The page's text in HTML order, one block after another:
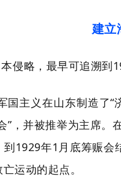
建立
侵略，最早可追溯到
国主义在山东制造了
”，并被推举为主席
1929年1月底筹赈
运动的起点。